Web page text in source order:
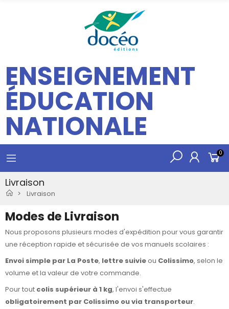
ENSEIGNEMENT
ÉDUCATION
NATIONALE
0
Livraison
Livraison
Modes de Livraison
Nous proposons plusieurs modes d'expédition pour vous garantir
une réception rapide et sécurisée de vos manuels scolaires :
Envoi simple par La Poste, lettre suivieou Colissimo, selon le
volume et la valeur de votre commande.
Pour tout colis supérieur à 1 kg, l'envoi s'effectue
obligatoirement par Colissimo ou via transporteur.